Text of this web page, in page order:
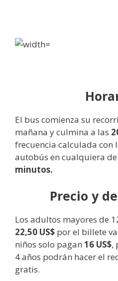
El bus comienza su
mañana y culmina a las
frecuencia calculada con
autobús en cualquiera
minutos.
Precio y
Los adultos mayores de
22,50 US$ por el billete
niños solo pagan 16 US$,
4 años podrán hacer el
gratis.